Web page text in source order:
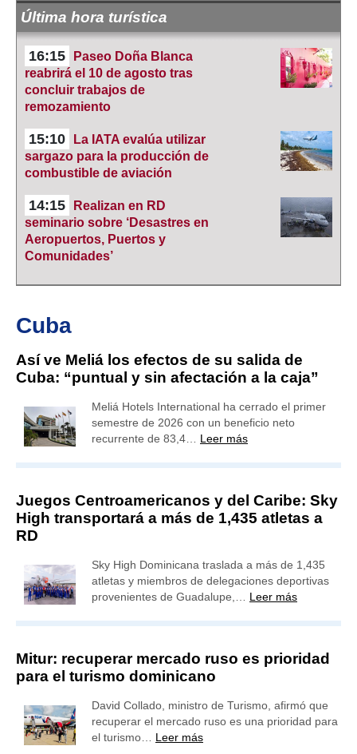
Última hora turística
16:15
Paseo Doña Blanca
reabrirá el 10 de agosto tras
concluir trabajos de
remozamiento
15:10
La IATA evalúa utilizar
sargazo para la producción de
combustible de aviación
14:15
Realizan en RD
seminario sobre ‘Desastres en
Aeropuertos, Puertos y
Comunidades’
Cuba
Así ve Meliá los efectos de su salida de
Cuba: “puntual y sin afectación a la caja”
Meliá Hotels International ha cerrado el primer
semestre de 2026 con un beneficio neto
recurrente de 83,4… Leer más
Juegos Centroamericanos y del Caribe: Sky
High transportará a más de 1,435 atletas a
RD
Sky High Dominicana traslada a más de 1,435
atletas y miembros de delegaciones deportivas
provenientes de Guadalupe,… Leer más
Mitur: recuperar mercado ruso es prioridad
para el turismo dominicano
David Collado, ministro de Turismo, afirmó que
recuperar el mercado ruso es una prioridad para
el turismo… Leer más